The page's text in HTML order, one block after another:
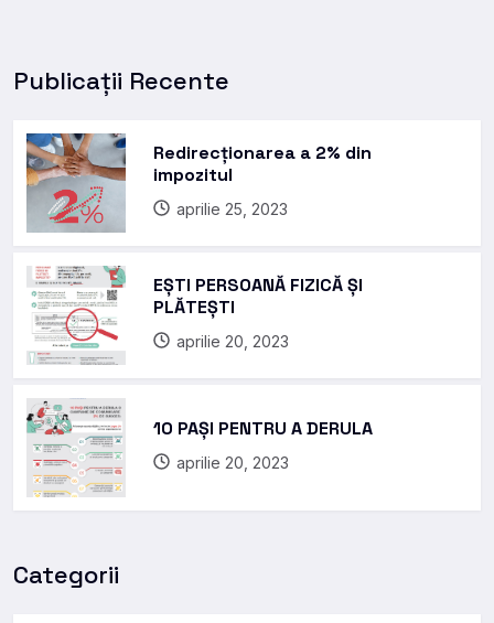
Publicații Recente
Redirecționarea a 2% din
impozitul
aprilie 25, 2023
EȘTI PERSOANĂ FIZICĂ ȘI
PLĂTEȘTI
aprilie 20, 2023
10 PAȘI PENTRU A DERULA
aprilie 20, 2023
Categorii